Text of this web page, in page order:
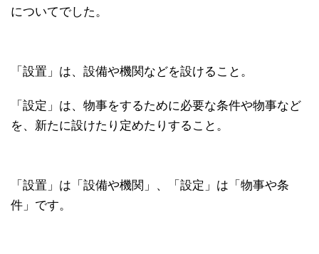
についてでした。
「設置」は、設備や機関などを設けること。
「設定」は、物事をするために必要な条件や物事など
を、新たに設けたり定めたりすること。
「設置」は「設備や機関」、「設定」は「物事や条
件」です。